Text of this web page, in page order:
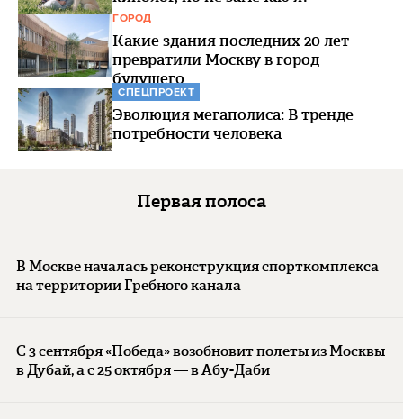
ГОРОД
Какие здания последних 20 лет
превратили Москву в город
будущего
СПЕЦПРОЕКТ
Эволюция мегаполиса: В тренде
потребности человека
Первая полоса
В Москве началась реконструкция спорткомплекса
на территории Гребного канала
С 3 сентября «Победа» возобновит полеты из Москвы
в Дубай, а с 25 октября — в Абу-Даби